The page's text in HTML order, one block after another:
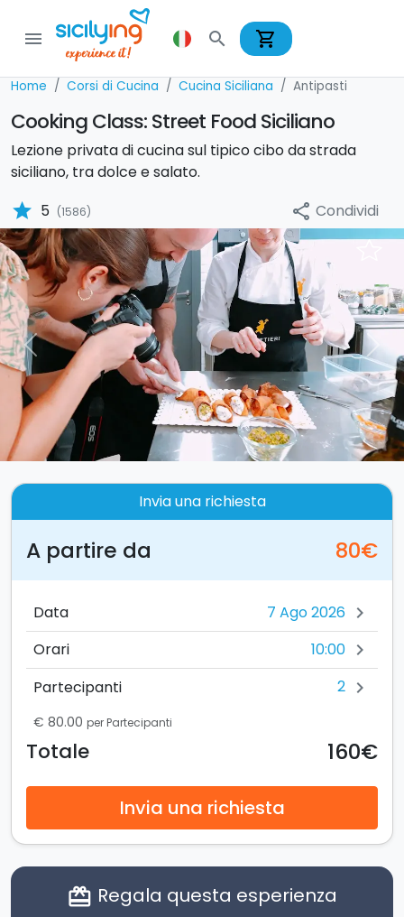
menu search shopping_cart
Home Corsi di Cucina Cucina Siciliana Antipasti
Cooking Class: Street Food Siciliano
Lezione privata di cucina sul tipico cibo da strada
siciliano, tra dolce e salato.
star 5 (1586) share Condividi
Previous Next
Invia una richiesta
A partire da 80€
Data chevron_right
Orari 10:00 chevron_right
Partecipanti 2 chevron_right
€ 80.00 per Partecipanti
Totale 160€
Invia una richiesta
card_giftcard Regala questa esperienza